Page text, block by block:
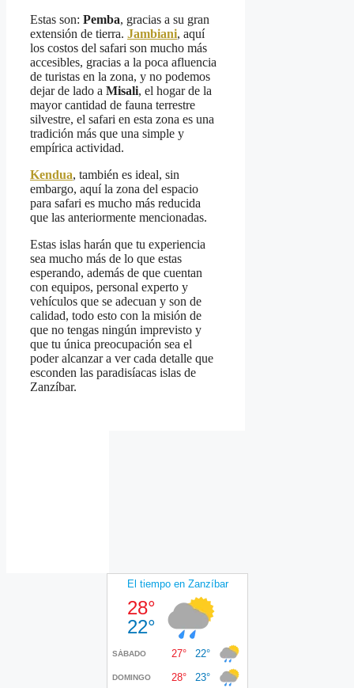
Estas son: Pemba, gracias a su gran
extensión de tierra. Jambiani, aquí
los costos del safari son mucho más
accesibles, gracias a la poca afluencia
de turistas en la zona, y no podemos
dejar de lado a Misali, el hogar de la
mayor cantidad de fauna terrestre
silvestre, el safari en esta zona es una
tradición más que una simple y
empírica actividad.
Kendua, también es ideal, sin
embargo, aquí la zona del espacio
para safari es mucho más reducida
que las anteriormente mencionadas.
Estas islas harán que tu experiencia
sea mucho más de lo que estas
esperando, además de que cuentan
con equipos, personal experto y
vehículos que se adecuan y son de
calidad, todo esto con la misión de
que no tengas ningún imprevisto y
que tu única preocupación sea el
poder alcanzar a ver cada detalle que
esconden las paradisíacas islas de
Zanzíbar.